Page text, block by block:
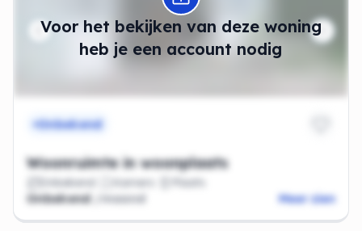
Voor het bekijken van deze woning
heb je een account nodig
Onbekend
Woonruimte in woonplaats
Onbekend Kamers
Plaats
Onbekend
/maand Meer zien